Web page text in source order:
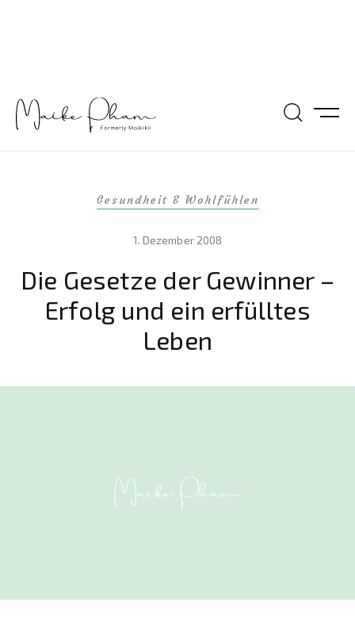
Gesundheit & Wohlfühlen
1. Dezember 2008
Die Gesetze der Gewinner –
Erfolg und ein erfülltes
Leben